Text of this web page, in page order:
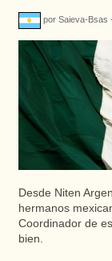
por Saieva-Bsas
Desde Niten
hermanos
Coordinador de
bien.